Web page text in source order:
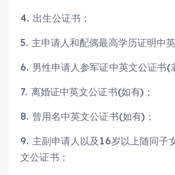
4. 出生公证书；
5. 主申请人和配偶最高学历证明中
6. 男性申请人参军证中英文公证书(
7. 离婚证中英文公证书(如有)；
8. 曾用名中英文公证书(如有)；
9. 主副申请人以及16岁以上随同子
文公证书；